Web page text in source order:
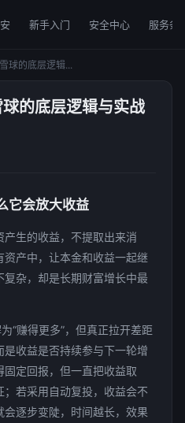
新手入门 安全中心 服务条
球的底层逻辑...
的底层逻辑与实战
它会放大收益
产生的收益，不提取出来消
产中，让本金和收益一起继
杂，却是长期财富增长中最
“赚得更多”，但真正拉开差距
收益是否持续参与下一轮增
定回报，但一直把收益取
若采用自动复投，收益会不
逐步变陡，时间越长，效果